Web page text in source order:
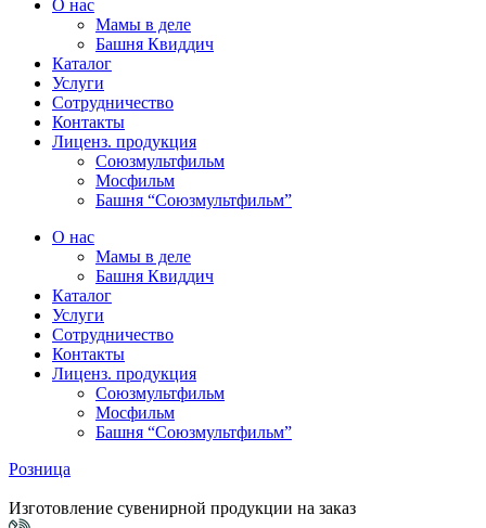
О нас
Мамы в деле
Башня Квиддич
Каталог
Услуги
Сотрудничество
Контакты
Лиценз. продукция
Союзмультфильм
Мосфильм
Башня “Союзмультфильм”
О нас
Мамы в деле
Башня Квиддич
Каталог
Услуги
Сотрудничество
Контакты
Лиценз. продукция
Союзмультфильм
Мосфильм
Башня “Союзмультфильм”
Розница
Изготовление сувенирной продукции на заказ